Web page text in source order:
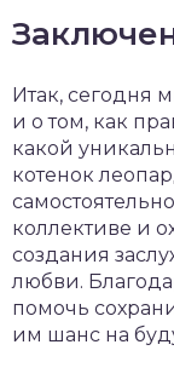
Итак, сегодня
и о том, как
какой
котенок
коллективе и
создания
любви.
помочь
им шанс на